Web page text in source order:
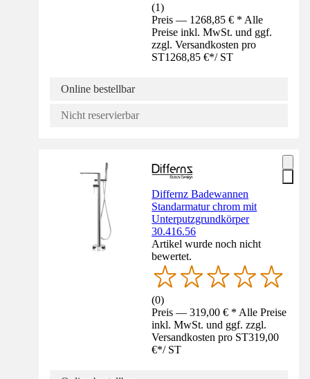
(1)
Preis — 1268,85 € * Alle
Preise inkl. MwSt. und ggf.
zzgl. Versandkosten pro
ST1268,85 €*/ ST
Online bestellbar
Nicht reservierbar
Differnz Badewannen
Standarmatur chrom mit
Unterputzgrundkörper
30.416.56
Artikel wurde noch nicht
bewertet.
(0)
Preis — 319,00 € * Alle Preise
inkl. MwSt. und ggf. zzgl.
Versandkosten pro ST319,00
€*/ ST